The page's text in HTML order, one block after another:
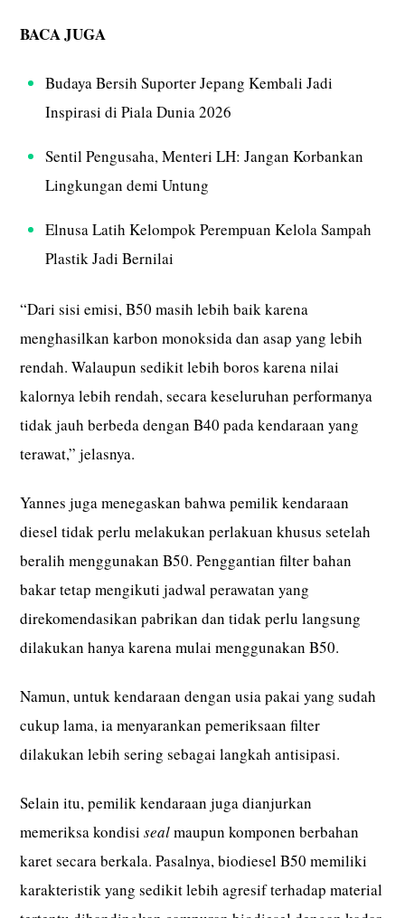
BACA JUGA
Budaya Bersih Suporter Jepang Kembali Jadi
Inspirasi di Piala Dunia 2026
Sentil Pengusaha, Menteri LH: Jangan Korbankan
Lingkungan demi Untung
Elnusa Latih Kelompok Perempuan Kelola Sampah
Plastik Jadi Bernilai
“Dari sisi emisi, B50 masih lebih baik karena
menghasilkan karbon monoksida dan asap yang lebih
rendah. Walaupun sedikit lebih boros karena nilai
kalornya lebih rendah, secara keseluruhan performanya
tidak jauh berbeda dengan B40 pada kendaraan yang
terawat,” jelasnya.
Yannes juga menegaskan bahwa pemilik kendaraan
diesel tidak perlu melakukan perlakuan khusus setelah
beralih menggunakan B50. Penggantian filter bahan
bakar tetap mengikuti jadwal perawatan yang
direkomendasikan pabrikan dan tidak perlu langsung
dilakukan hanya karena mulai menggunakan B50.
Namun, untuk kendaraan dengan usia pakai yang sudah
cukup lama, ia menyarankan pemeriksaan filter
dilakukan lebih sering sebagai langkah antisipasi.
Selain itu, pemilik kendaraan juga dianjurkan
memeriksa kondisisealmaupun komponen berbahan
karet secara berkala. Pasalnya, biodiesel B50 memiliki
karakteristik yang sedikit lebih agresif terhadap material